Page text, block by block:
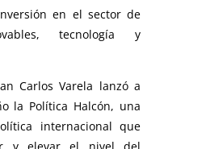
en el sector de
tecnología y
Carlos Varela lanzó a
la Política Halcón, una
internacional que